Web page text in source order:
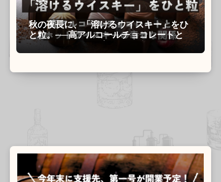
秋の夜長に、「溶けるウイスキー」をひ
と粒。──高アルコールチョコレートとホ
ットウイスキーの幸せな関係